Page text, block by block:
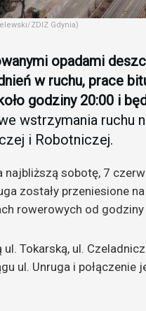
ZDIZ Gdynia)
opadami
w ruchu, prace
godziny 20:00 i
wstrzymania ruchu
i Robotniczej.
najbliższą sobotę, 7
zostały przeniesione
rowerowych od
Tokarską, ul.
ul. Unruga i połączenie